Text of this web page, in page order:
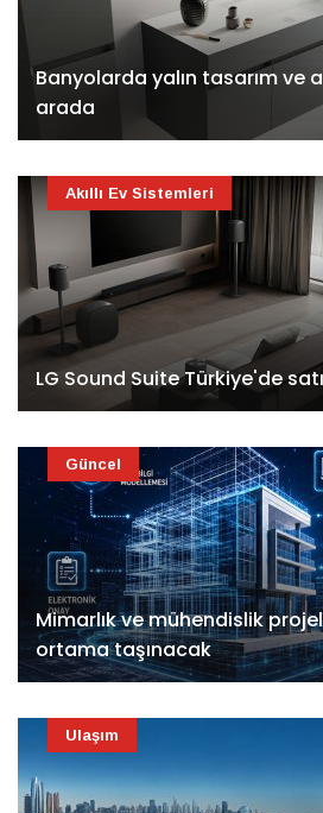
Banyolarda yalın tasarım ve
arada
LG Sound Suite Türkiye'de
Akıllı Ev Sistemleri
Mimarlık ve mühendislik
ortama taşınacak
Güncel
Ulaşım